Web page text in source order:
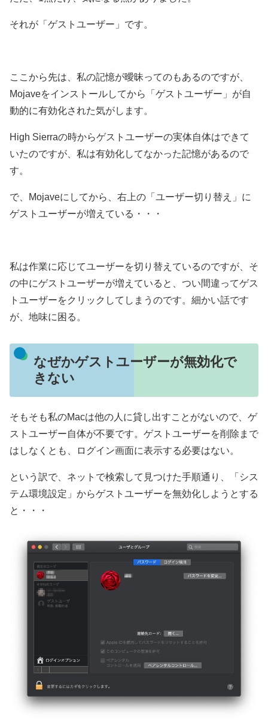
それが「ゲストユーザー」です。
ここから先は、私の記憶が曖昧ってのもあるのですが、
Mojaveをインストールしてから「ゲストユーザー」が自
動的に有効化された気がします。
High Sierraの時からゲストユーザーの実体自体はできて
いたのですが、私は有効化してなかった記憶があるので
す。
で、Mojaveにしてから、右上の「ユーザー切り替え」に
ゲストユーザーが増えている・・・
私は作業に応じてユーザーを切り替えているのですが、そ
の中にゲストユーザーが増えていると、つい間違ってゲス
トユーザーをクリックしてしまうのです。細かい話です
が、地味に困る。
なぜかゲストユーザーが無効化で
きない
そもそも私のMacは他の人に貸し出すことがないので、ゲ
ストユーザー自体が不要です。ゲストユーザーを削除まで
はしなくとも、ログイン画面に表示する必要はない。
という訳で、ネットで検索して見つけた手順通り、「シス
テム環境設定」からゲストユーザーを無効化しようとする
と・・・